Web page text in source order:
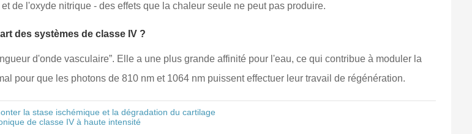
de l'oxyde nitrique - des effets que la chaleur seule ne peut pas produire.
des systèmes de classe IV ?
d'onde vasculaire”. Elle a une plus grande affinité pour l'eau, ce qui contribue à moduler la
pour que les photons de 810 nm et 1064 nm puissent effectuer leur travail de régénération.
la stase ischémique et la dégradation du cartilage
de classe IV à haute intensité